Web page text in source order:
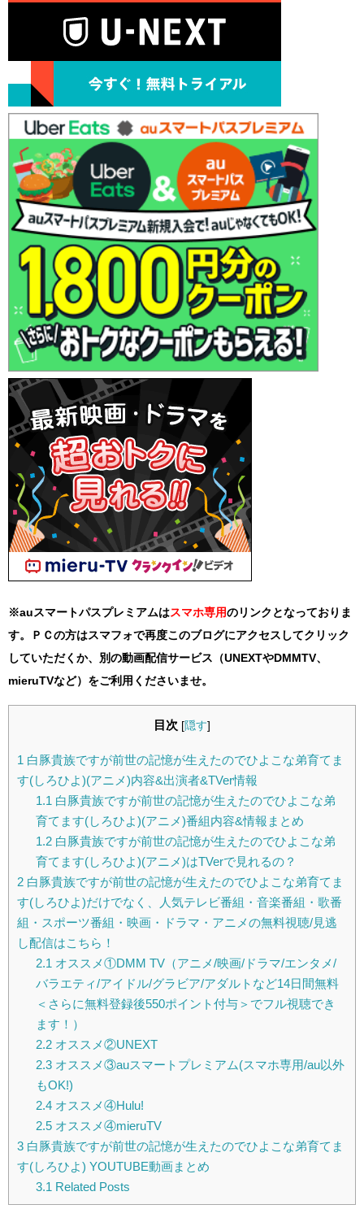
※auスマートパスプレミアムはスマホ専用のリンクとなっておりま
す。ＰＣの方はスマフォで再度このブログにアクセスしてクリック
していただくか、別の動画配信サービス（UNEXTやDMMTV、
mieruTVなど）をご利用くださいませ。
目次 [隠す]
1 白豚貴族ですが前世の記憶が生えたのでひよこな弟育てま
す(しろひよ)(アニメ)内容&出演者&TVer情報
1.1 白豚貴族ですが前世の記憶が生えたのでひよこな弟
育てます(しろひよ)(アニメ)番組内容&情報まとめ
1.2白豚貴族ですが前世の記憶が生えたのでひよこな弟
育てます(しろひよ)(アニメ)はTVerで見れるの？
2 白豚貴族ですが前世の記憶が生えたのでひよこな弟育てま
す(しろひよ)だけでなく、人気テレビ番組・音楽番組・歌番
組・スポーツ番組・映画・ドラマ・アニメの無料視聴/見逃
し配信はこちら！
2.1 オススメ①DMM TV（アニメ/映画/ドラマ/エンタメ/
バラエティ/アイドル/グラビア/アダルトなど14日間無料
＜さらに無料登録後550ポイント付与＞でフル視聴でき
ます！）
2.2オススメ②UNEXT
2.3オススメ③auスマートプレミアム(スマホ専用/au以外
もOK!)
2.4オススメ④Hulu!
2.5オススメ④mieruTV
3 白豚貴族ですが前世の記憶が生えたのでひよこな弟育てま
す(しろひよ) YOUTUBE動画まとめ
3.1 Related Posts